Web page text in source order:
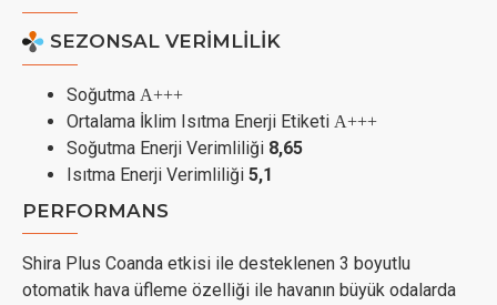
SEZONSAL VERİMLİLİK
Soğutma A+++
Ortalama İklim Isıtma Enerji Etiketi A+++
Soğutma Enerji Verimliliği 8,65
Isıtma Enerji Verimliliği 5,1
PERFORMANS
Shira Plus Coanda etkisi ile desteklenen 3 boyutlu
otomatik hava üfleme özelliği ile havanın büyük odalarda